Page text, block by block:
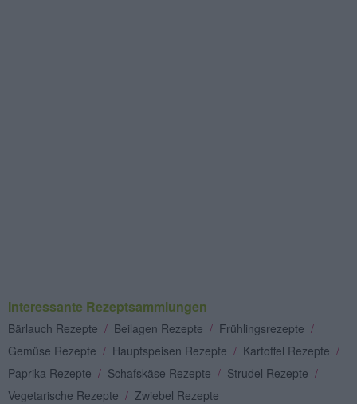
Interessante Rezeptsammlungen
Bärlauch Rezepte / Beilagen Rezepte / Frühlingsrezepte /
Gemüse Rezepte / Hauptspeisen Rezepte / Kartoffel Rezepte /
Paprika Rezepte / Schafskäse Rezepte / Strudel Rezepte /
Vegetarische Rezepte / Zwiebel Rezepte